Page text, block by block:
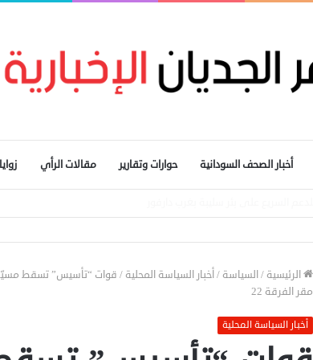
أخبار الصحف السودانية حوارات وتقارير مقالات الرأي
الرئيسية /السياسة /أخبار السياسة المحلية / قوات “تأسيس” تسقط
مقر الفرقة 22
أخبار السياسة المحلية